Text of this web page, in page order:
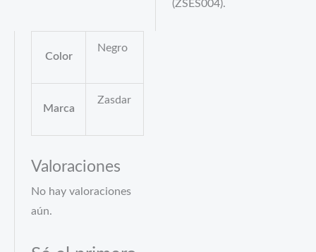
(ZSES004).
Color
Negro
Marca
Zasdar
Valoraciones
No hay valoraciones
aún.